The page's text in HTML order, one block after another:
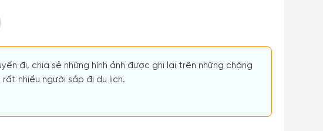
đi, chia sẻ những hình ảnh được ghi lại trên những chặng
nhiều người sắp đi du lịch.